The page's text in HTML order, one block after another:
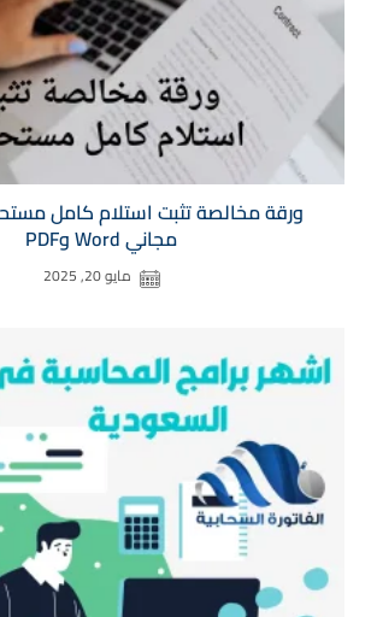
ورقة مخالصة تثبت استلام كامل
مجاني Word وPDF
مايو 20, 2025